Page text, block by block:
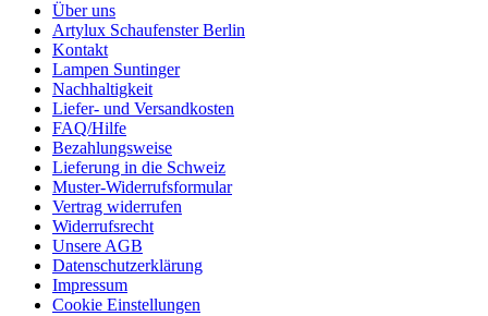
Über uns
Artylux Schaufenster Berlin
Kontakt
Lampen Suntinger
Nachhaltigkeit
Liefer- und Versandkosten
FAQ/Hilfe
Bezahlungsweise
Lieferung in die Schweiz
Muster-Widerrufsformular
Vertrag widerrufen
Widerrufsrecht
Unsere AGB
Datenschutzerklärung
Impressum
Cookie Einstellungen